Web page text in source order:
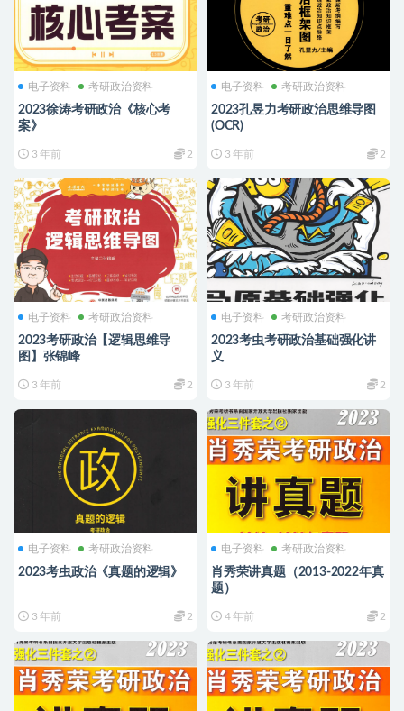
电子资料 考研政治资料
2023徐涛考研政治《核心考
案》
3 年前 2
电子资料 考研政治资料
2023孔昱力考研政治思维导图
(OCR)
3 年前 2
电子资料 考研政治资料
2023考研政治【逻辑思维导
图】张锦峰
3 年前 2
电子资料 考研政治资料
2023考虫考研政治基础强化讲
义
3 年前 2
电子资料 考研政治资料
2023考虫政治《真题的逻辑》
3 年前 2
电子资料 考研政治资料
肖秀荣讲真题（2013-2022年真
题）
4 年前 2